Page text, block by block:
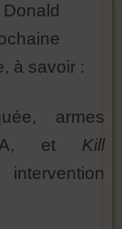
à savoir :
armes
et Kill